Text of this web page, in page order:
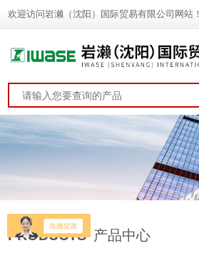
欢迎访问岩濑（沈阳）国际贸易有限公司网站！
PRODUCTS 产品中心